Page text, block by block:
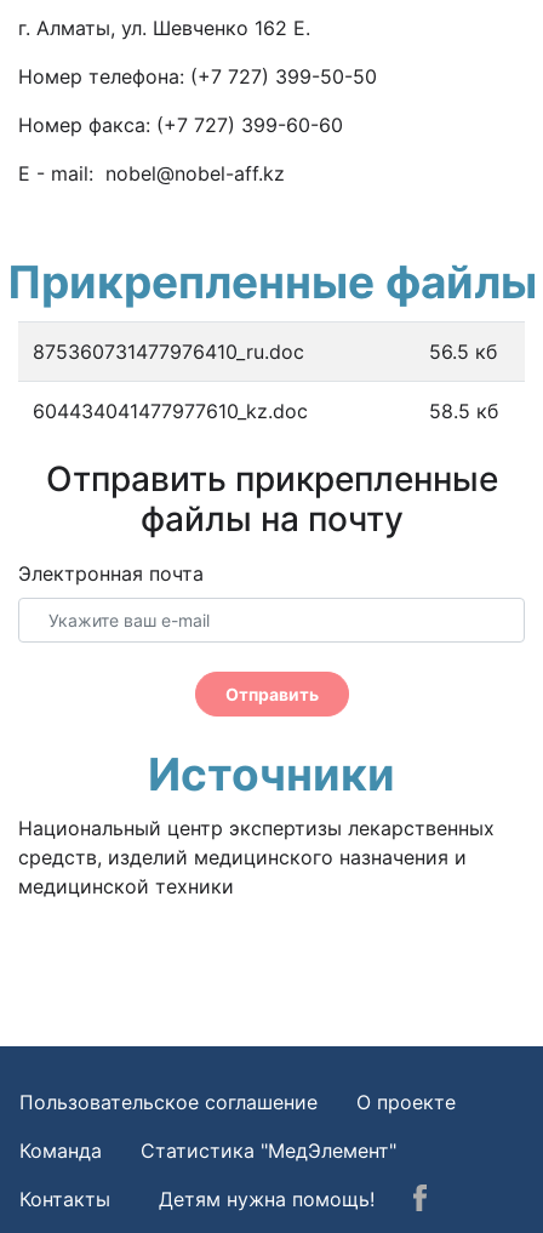
г. Алматы, ул. Шевченко 162 Е.
Номер телефона: (+7 727) 399-50-50
Номер факса: (+7 727) 399-60-60
E - mail: nobel@nobel-aff.kz
Прикрепленные файлы
875360731477976410_ru.doc 56.5 кб
604434041477977610_kz.doc 58.5 кб
Отправить прикрепленные
файлы на почту
Электронная почта
Отправить
Источники
Национальный центр экспертизы лекарственных
средств, изделий медицинского назначения и
медицинской техники
Пользовательское соглашение
О проекте
Команда
Статистика "МедЭлемент"
Контакты
Детям нужна помощь!